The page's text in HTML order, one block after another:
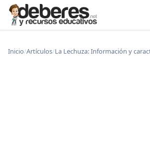
Inicio/Artículos/La Lechuza: Información y